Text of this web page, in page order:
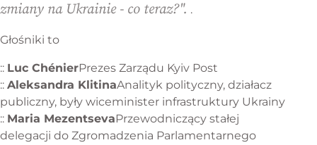
zmiany na Ukrainie - co teraz?". .
Głośniki to
:: Luc ChénierPrezes Zarządu Kyiv Post
:: Aleksandra KlitinaAnalityk polityczny, działacz
publiczny, były wiceminister infrastruktury Ukrainy
:: Maria MezentsevaPrzewodniczący stałej
delegacji do Zgromadzenia Parlamentarnego